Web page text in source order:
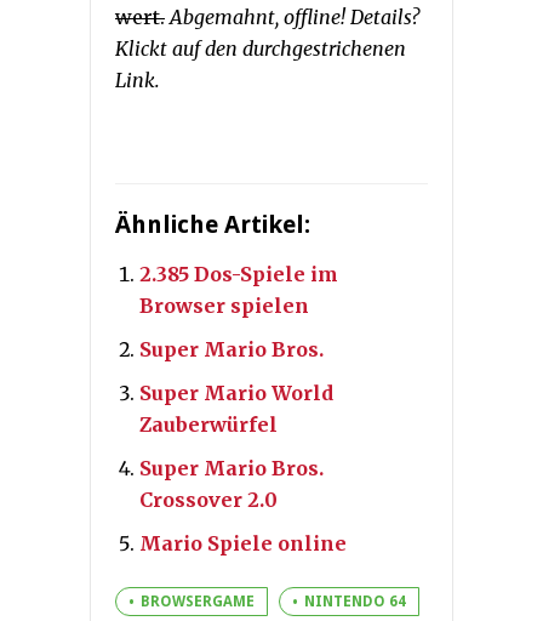
wert.Abgemahnt, offline! Details?
Klickt auf den durchgestrichenen
Link.
Ähnliche Artikel:
2.385 Dos-Spiele im
Browser spielen
Super Mario Bros.
Super Mario World
Zauberwürfel
Super Mario Bros.
Crossover 2.0
Mario Spiele online
BROWSERGAME NINTENDO 64